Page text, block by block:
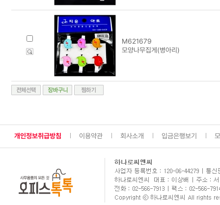
M621679
모양나무집게(병아리)
개인정보취급방침 이용약관 회사소개 입금은행보기